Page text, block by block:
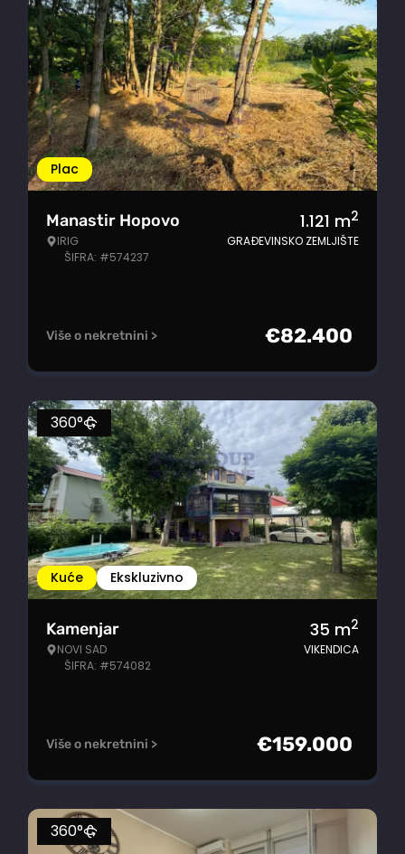
Plac
Manastir Hopovo
IRIG
ŠIFRA: #574237
1.121 m2
GRAĐEVINSKO ZEMLJIŠTE
Više o nekretnini > €82.400
Kuće Ekskluzivno
360°
Kamenjar
NOVI SAD
ŠIFRA: #574082
35 m2
VIKENDICA
Više o nekretnini > €159.000
360°